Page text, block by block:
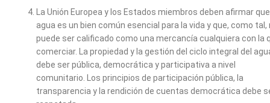
La Unión Europea y los Estados miembros deben afirmar
agua es un bien común esencial para la vida y que, como tal,
puede ser calificado como una mercancía cualquiera con la
comerciar. La propiedad y la gestión del ciclo integral del
debe ser pública, democrática y participativa a nivel
comunitario. Los principios de participación pública, la
transparencia y la rendición de cuentas democrática debe